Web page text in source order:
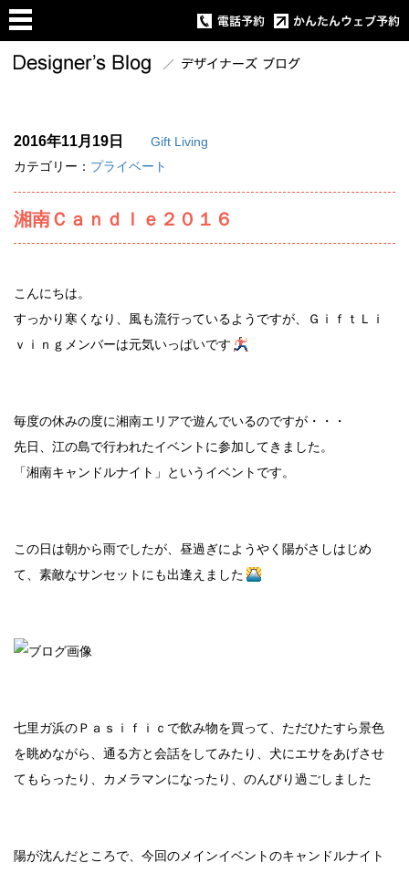
2016年11月19日
Gift Living
カテゴリー： プライベート
湘南Ｃａｎｄｌｅ２０１６
こんにちは。
すっかり寒くなり、風も流行っているようですが、ＧｉｆｔＬｉ
ｖｉｎｇメンバーは元気いっぱいです
毎度の休みの度に湘南エリアで遊んでいるのですが・・・
先日、江の島で行われたイベントに参加してきました。
「湘南キャンドルナイト」というイベントです。
この日は朝から雨でしたが、昼過ぎにようやく陽がさしはじめ
て、素敵なサンセットにも出逢えました
七里ガ浜のＰａｓｉｆｉｃで飲み物を買って、ただひたすら景色
を眺めながら、通る方と会話をしてみたり、犬にエサをあげさせ
てもらったり、カメラマンになったり、のんびり過ごしました
陽が沈んだところで、今回のメインイベントのキャンドルナイト